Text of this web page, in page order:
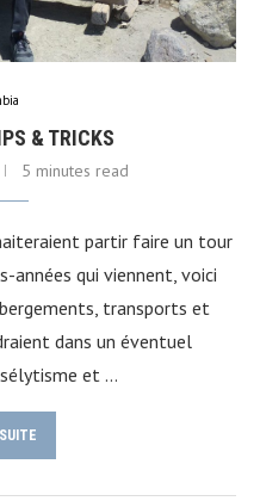
& TRICKS
5 minutes read
partir faire un tour
années qui viennent, voici
transports et
dans un éventuel
et …